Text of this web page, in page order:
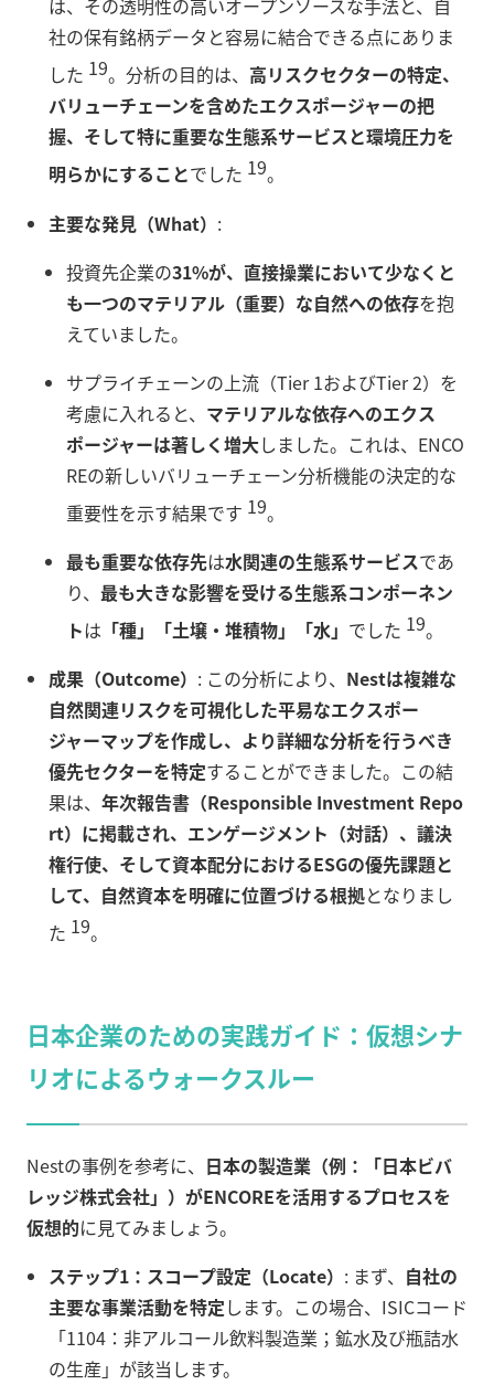
は、その透明性の高いオープンソースな手法と、自
社の保有銘柄データと容易に結合できる点にありま
した 19。分析の目的は、 高リスクセクターの特定、
バリューチェーンを含めたエクスポージャーの把
握、そして特に重要な生態系サービスと環境圧力を
明らかにすることでした 19。
主要な発見（What） :
投資先企業の31%が、直接操業において少なくと
も一つのマテリアル（重要）な自然への依存を抱
えていました。
サプライチェーンの上流（Tier 1およびTier 2）を
考慮に入れると、 マテリアルな依存へのエクス
ポージャーは著しく増大しました。これは、ENCO
REの新しいバリューチェーン分析機能の決定的な
重要性を示す結果です 19。
最も重要な依存先は水関連の生態系サービスであ
り、 最も大きな影響を受ける生態系コンポーネン
トは 「種」「土壌・堆積物」「水」 でした 19。
成果（Outcome） : この分析により、 Nestは複雑な
自然関連リスクを可視化した平易なエクスポー
ジャーマップを作成し、より詳細な分析を行うべき
優先セクターを特定することができました。この結
果は、 年次報告書（Responsible Investment Repo
rt）に掲載され、エンゲージメント（対話）、議決
権行使、そして資本配分におけるESGの優先課題と
して、自然資本を明確に位置づける根拠となりまし
た 19。
日本企業のための実践ガイド：仮想シナ
リオによるウォークスルー
Nestの事例を参考に、 日本の製造業（例：「日本ビバ
レッジ株式会社」）がENCOREを活用するプロセスを
仮想的に見てみましょう。
ステップ1：スコープ設定（Locate） : まず、 自社の
主要な事業活動を特定します。この場合、ISICコード
「1104：非アルコール飲料製造業；鉱水及び瓶詰水
の生産」が該当します。